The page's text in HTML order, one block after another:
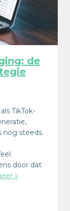
de
TikTok-
nog steeds
door dat
»